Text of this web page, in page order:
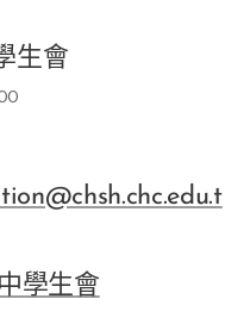
生會
學生會